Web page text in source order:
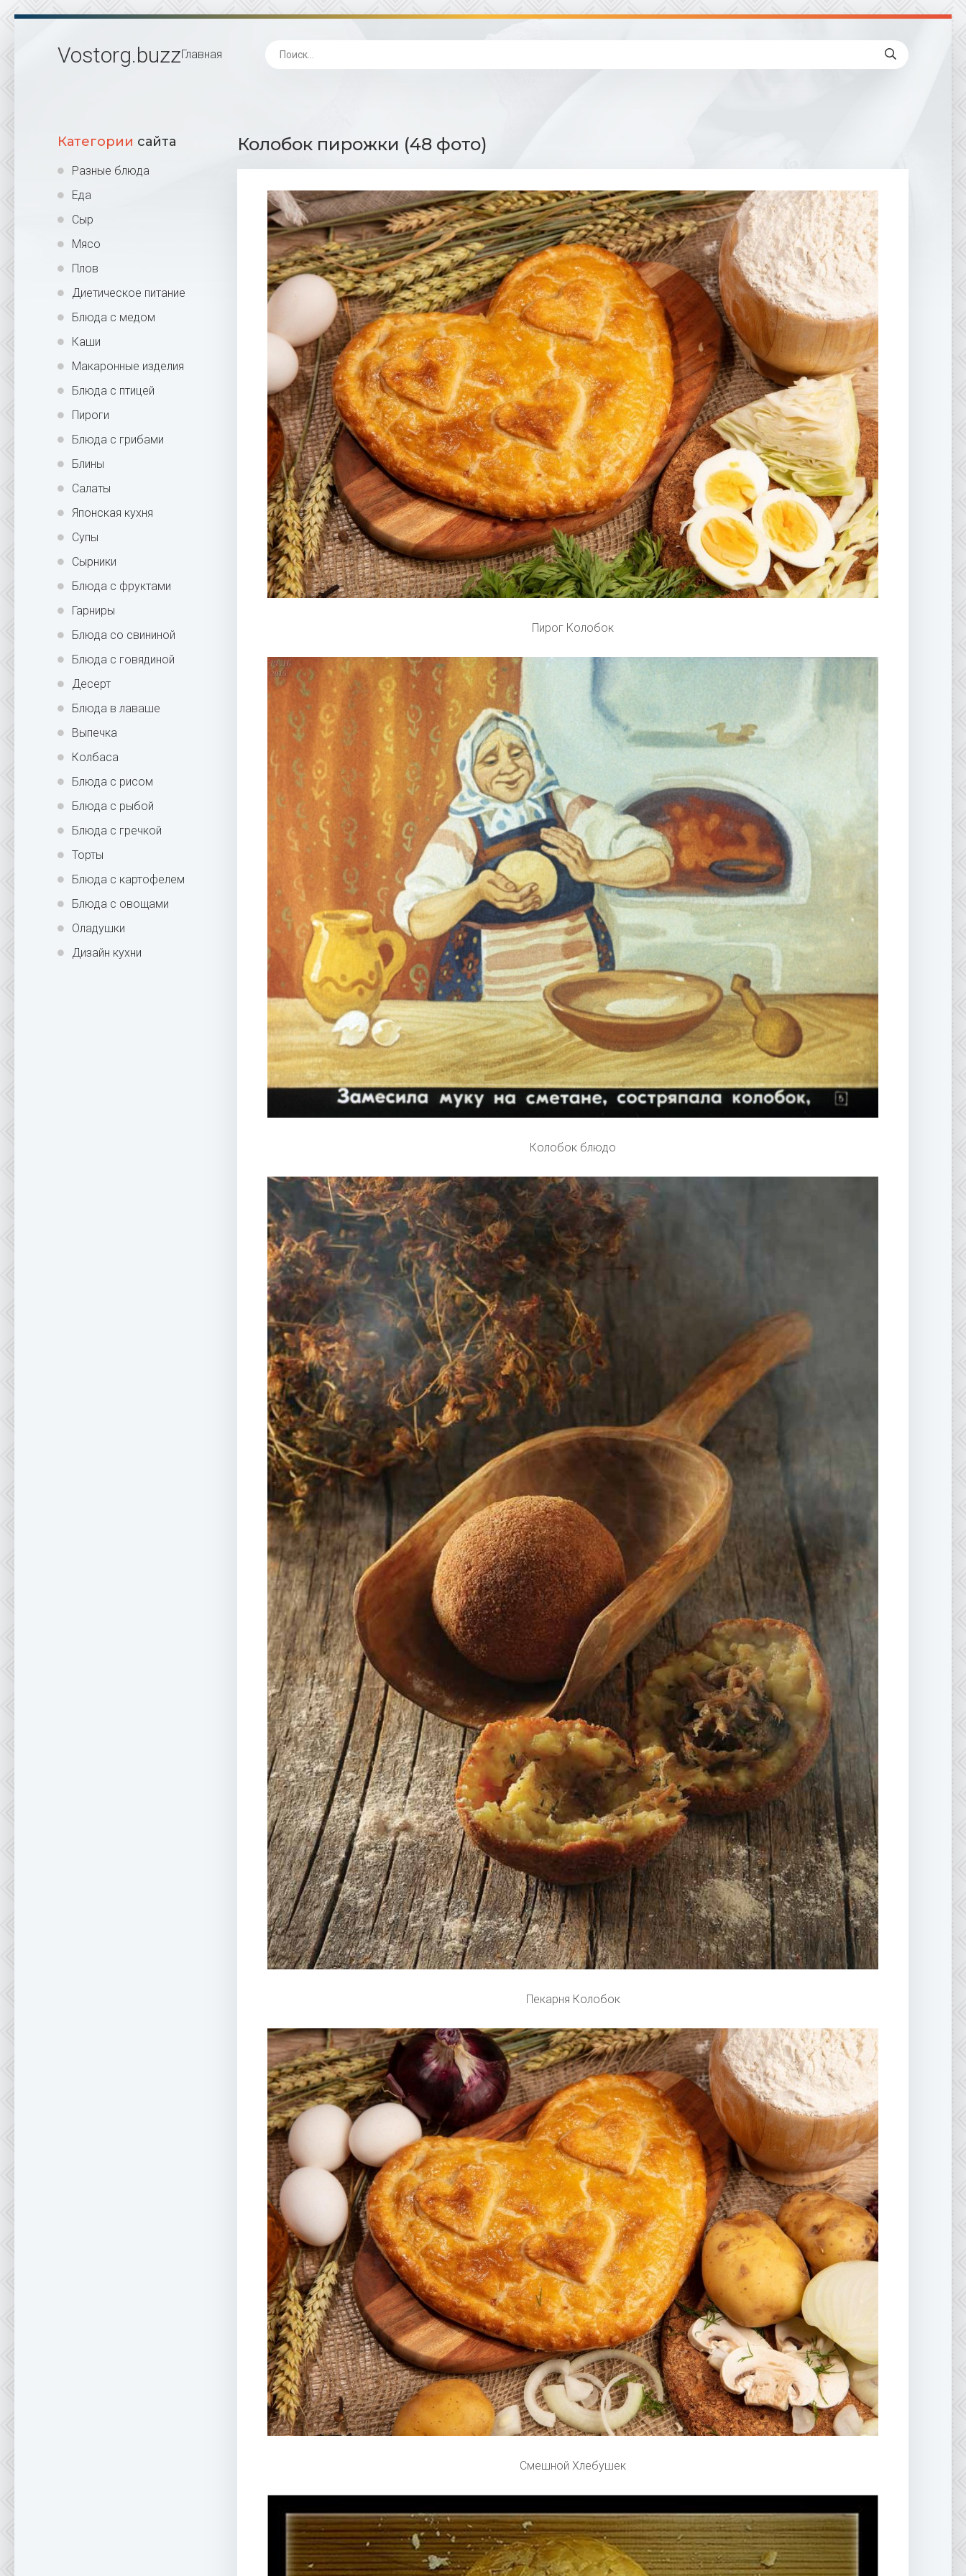
Vostorg.buzzГлавная
Категории сайта
Разные блюда
Еда
Сыр
Мясо
Плов
Диетическое питание
Блюда с медом
Каши
Макаронные изделия
Блюда с птицей
Пироги
Блюда с грибами
Блины
Салаты
Японская кухня
Супы
Сырники
Блюда с фруктами
Гарниры
Блюда со свининой
Блюда с говядиной
Десерт
Блюда в лаваше
Выпечка
Колбаса
Блюда с рисом
Блюда с рыбой
Блюда с гречкой
Торты
Блюда с картофелем
Блюда с овощами
Оладушки
Дизайн кухни
Колобок пирожки (48 фото)
Пирог Колобок
Колобок блюдо
Пекарня Колобок
Смешной Хлебушек